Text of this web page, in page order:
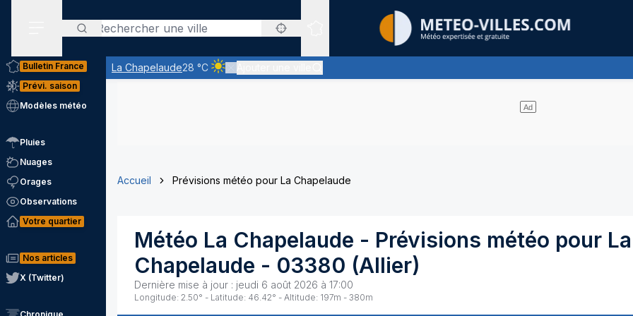
Rechercher
Sites expertis&eacute;s
La Chapelaude28 °C
Ciel clair - quasiment pas de nuages et un soleil omniprésent
Bulletin France
Prévi. saison
Modèles météo
Pluies
Nuages
Orages
Observations
Votre quartier
Nos articles
X (Twitter)
Accueil Prévisions météo pour La Chapelaude
Météo La Chapelaude - Prévisions météo pour La
Chapelaude - 03380 (Allier)
Dernière mise à jour : jeudi 6 août 2026 à 17:00
Longitude: 2.50° - Latitude: 46.42° - Altitude: 197m - 380m